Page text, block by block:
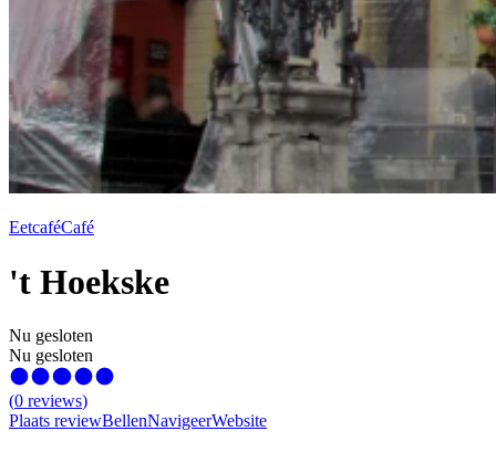
EetcaféCafé
't Hoekske
Nu gesloten
Nu gesloten
(0 reviews)
Plaats reviewBellenNavigeerWebsite